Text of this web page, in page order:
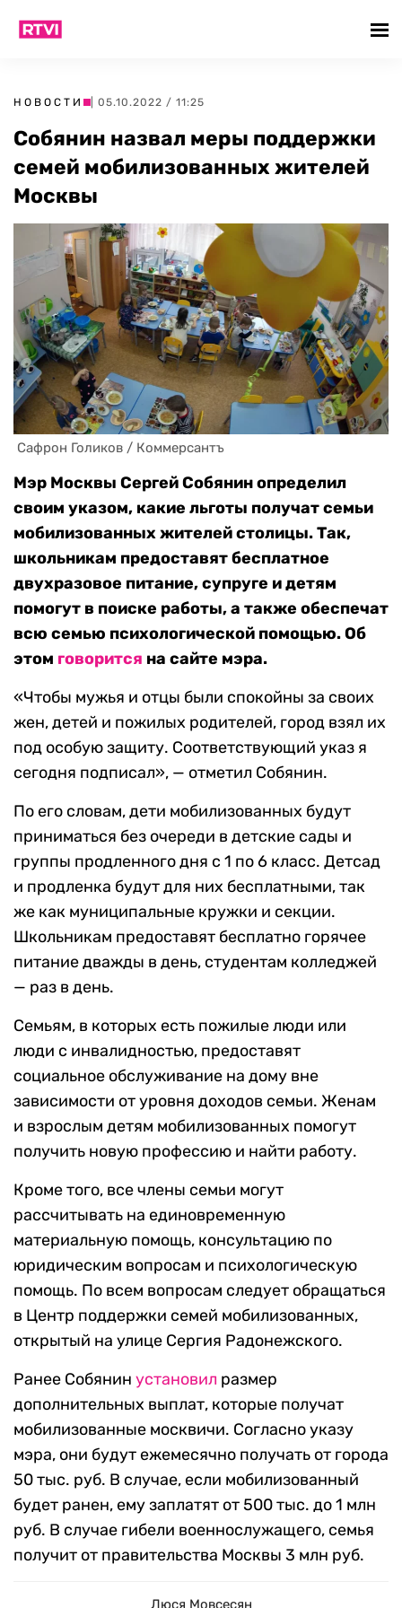
НОВОСТИ | 05.10.2022 / 11:25
Собянин назвал меры поддержки
семей мобилизованных жителей
Москвы
Сафрон Голиков / Коммерсантъ
Мэр Москвы Сергей Собянин определил
своим указом, какие льготы получат семьи
мобилизованных жителей столицы. Так,
школьникам предоставят бесплатное
двухразовое питание, супруге и детям
помогут в поиске работы, а также обеспечат
всю семью психологической помощью. Об
этом говорится на сайте мэра.
«Чтобы мужья и отцы были спокойны за своих
жен, детей и пожилых родителей, город взял их
под особую защиту. Соответствующий указ я
сегодня подписал», — отметил Собянин.
По его словам, дети мобилизованных будут
приниматься без очереди в детские сады и
группы продленного дня с 1 по 6 класс. Детсад
и продленка будут для них бесплатными, так
же как муниципальные кружки и секции.
Школьникам предоставят бесплатно горячее
питание дважды в день, студентам колледжей
— раз в день.
Семьям, в которых есть пожилые люди или
люди с инвалидностью, предоставят
социальное обслуживание на дому вне
зависимости от уровня доходов семьи. Женам
и взрослым детям мобилизованных помогут
получить новую профессию и найти работу.
Кроме того, все члены семьи могут
рассчитывать на единовременную
материальную помощь, консультацию по
юридическим вопросам и психологическую
помощь. По всем вопросам следует обращаться
в Центр поддержки семей мобилизованных,
открытый на улице Сергия Радонежского.
Ранее Собянин установил размер
дополнительных выплат, которые получат
мобилизованные москвичи. Согласно указу
мэра, они будут ежемесячно получать от города
50 тыс. руб. В случае, если мобилизованный
будет ранен, ему заплатят от 500 тыс. до 1 млн
руб. В случае гибели военнослужащего, семья
получит от правительства Москвы 3 млн руб.
Люся Мовсесян